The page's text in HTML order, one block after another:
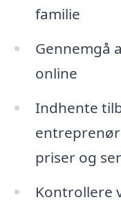
familie
Gennemgå
online
Indhente
priser og
Kontrollere